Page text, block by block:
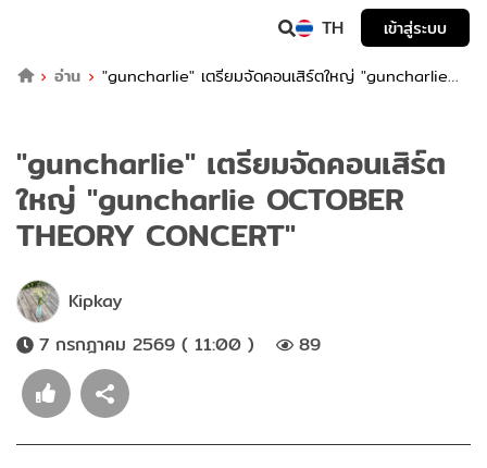
TH
เข้าสู่ระบบ
อ่าน
"guncharlie" เตรียมจัดคอนเสิร์ตใหญ่ "guncharlie
"guncharlie" เตรียมจัดคอนเสิร์ต
ใหญ่ "guncharlie OCTOBER
THEORY CONCERT"
Kipkay
7 กรกฎาคม 2569 ( 11:00 )
89